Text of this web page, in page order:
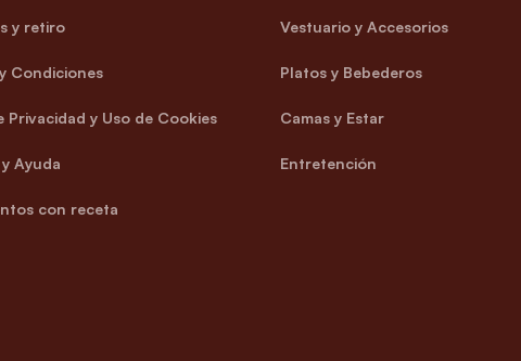
y retiro
Condiciones
Privacidad y Uso de Cookies
Ayuda
con receta
Vestuario y Accesorios
Platos y Bebederos
Camas y Estar
Entretención